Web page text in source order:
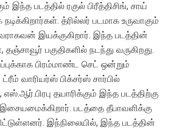
இந்த படத்தில் ரகுல் பிரீத்திசிங், சாய்
த்ரில்லர் படமாக உருவாகும்
இயக்குகிறார். இந்த படத்தின்
தஞ்சாவூர் பகுதிகளில் நடந்து வருகிறது.
பிரம்மாண்ட செட் ஒன்றும்
வாரியர்ஸ் பிக்சர்ஸ் சார்பில்
எஸ்.ஆர்.பிரபு தயாரிக்கும் இந்த படத்திற்கு
படத்தை தீபாவளிக்கு
இந்நிலையில், இந்த படத்தின்